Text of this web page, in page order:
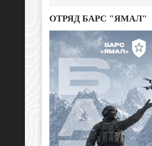
ОТРЯД БАРС "ЯМАЛ"